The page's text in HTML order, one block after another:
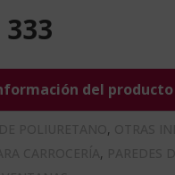
333
del producto
,
,